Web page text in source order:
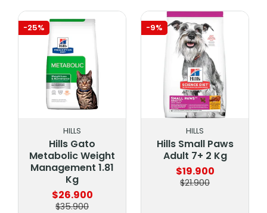
-25%
HILLS
Hills Gato
Metabolic Weight
Management 1.81
Kg
$26.900
$35.900
-9%
HILLS
Hills Small Paws
Adult 7+ 2 Kg
$19.900
$21.900